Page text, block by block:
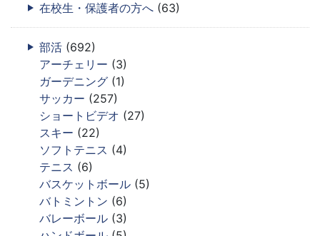
在校生・保護者の方へ (63)
部活 (692)
アーチェリー (3)
ガーデニング (1)
サッカー (257)
ショートビデオ (27)
スキー (22)
ソフトテニス (4)
テニス (6)
バスケットボール (5)
バトミントン (6)
バレーボール (3)